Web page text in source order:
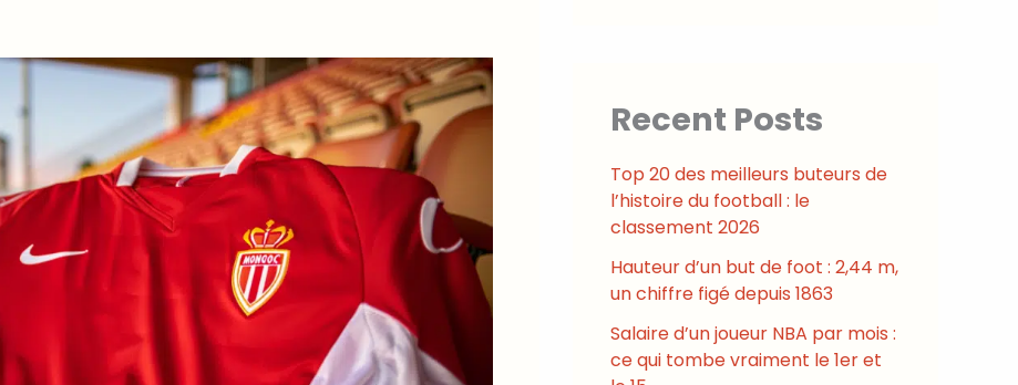
Recent Posts
Top 20 des meilleurs buteurs de
l’histoire du football : le
classement 2026
Hauteur d’un but de foot : 2,44 m,
un chiffre figé depuis 1863
Salaire d’un joueur NBA par mois :
ce qui tombe vraiment le 1er et